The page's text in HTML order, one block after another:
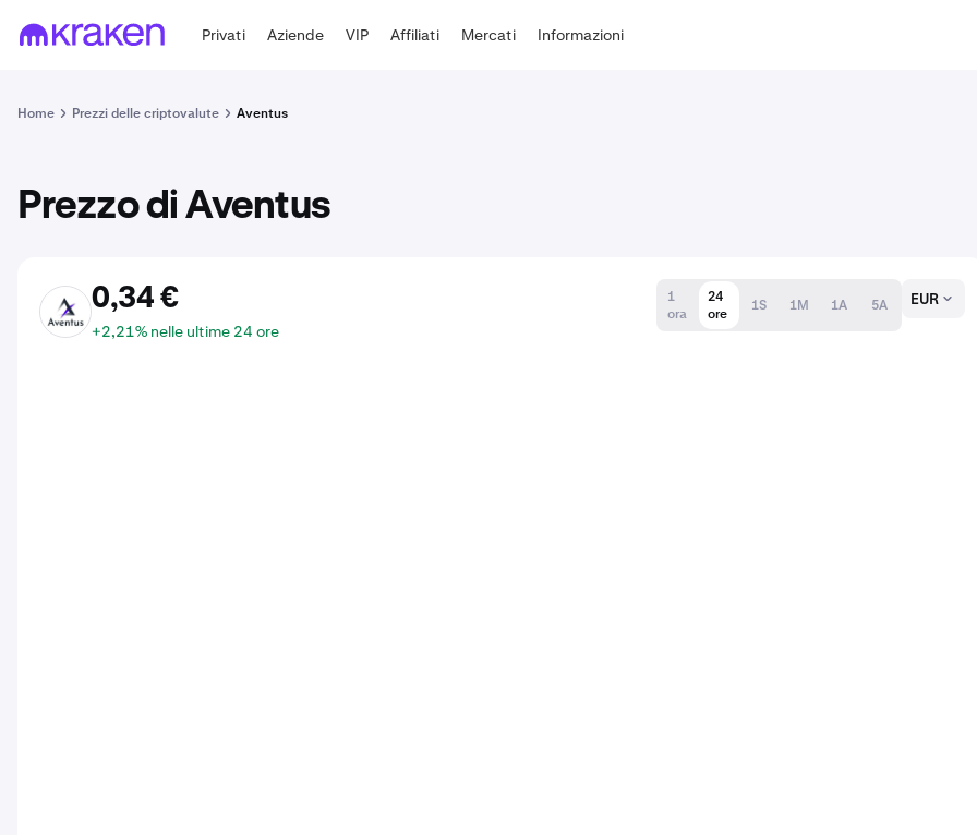
Privati Aziende VIP Affiliati Mercati Informazioni
Home Prezzi delle criptovalute Aventus
Prezzo di Aventus
AVT 0,34 €
+2,21% nelle ultime 24 ore
1
ora
24
ore
1S 1M 1A 5A EUR